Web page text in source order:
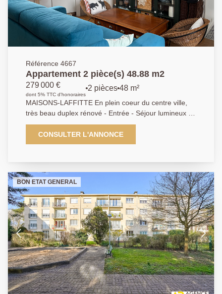
Référence 4667
Appartement 2 pièce(s) 48.88 m2
279 000 €
dont 5% TTC d'honoraires
2 pièces 48 m²
MAISONS-LAFFITTE En plein coeur du centre ville,
très beau duplex rénové - Entrée - Séjour lumineux -
Cuisine équipée - Salle d'eau - Chambre - Petite
copropriété à faibles charges - Idéal jeune couple - AP
01 39 62 04 04
CONSULTER L'ANNONCE
BON ETAT GENERAL